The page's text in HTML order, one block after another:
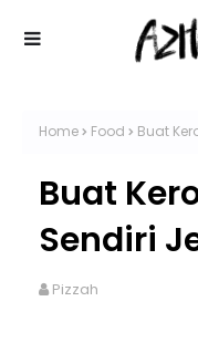
Home Food Buat
Buat
Sendiri
Pizzah